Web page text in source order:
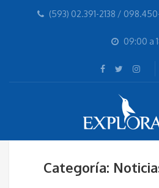
(593) 02.391-2138 /
09:00 a
Categoría: